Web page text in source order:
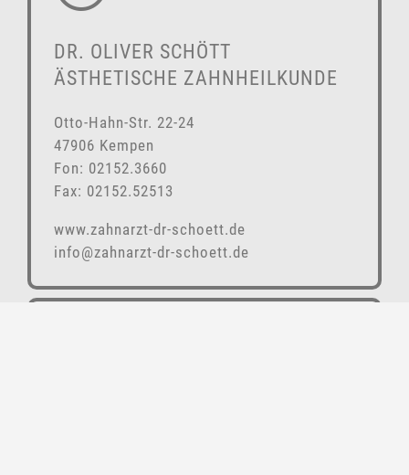
DR. OLIVER SCHÖTT
ÄSTHETISCHE ZAHNHEILKUNDE
Otto-Hahn-Str. 22-24
47906 Kempen
Fon: 02152.3660
Fax: 02152.52513
www.zahnarzt-dr-schoett.de
info@zahnarzt-dr-schoett.de